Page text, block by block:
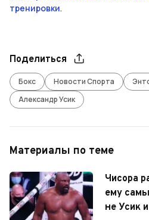
тренировки.
Поделиться
Бокс Новости Спорта
Александр Усик
Материалы по теме
Чисора
ему
не Усик